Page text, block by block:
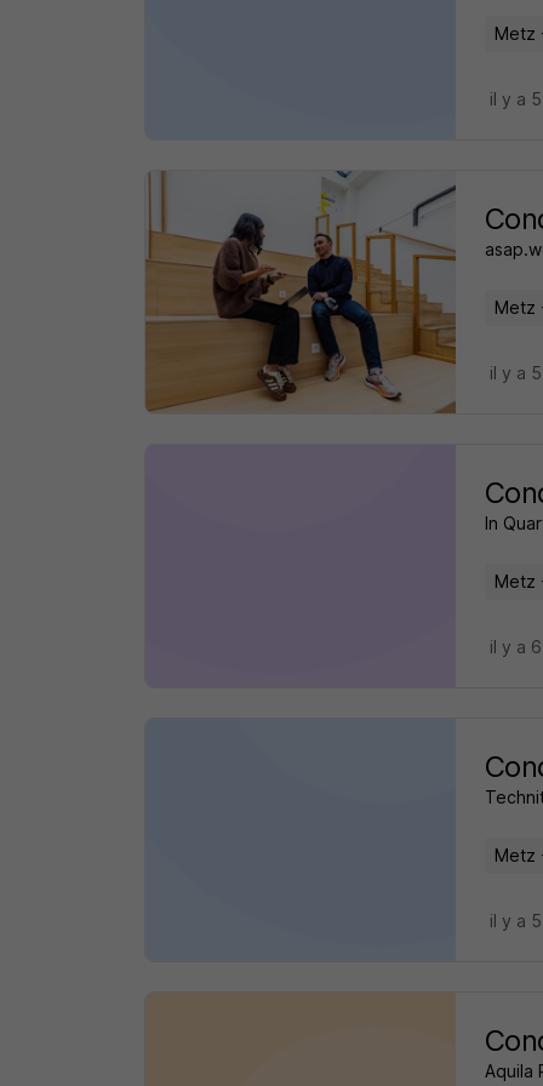
Metz
il y a
Metz
il y a
In
Metz
il y a
Metz
il y a
Aquila